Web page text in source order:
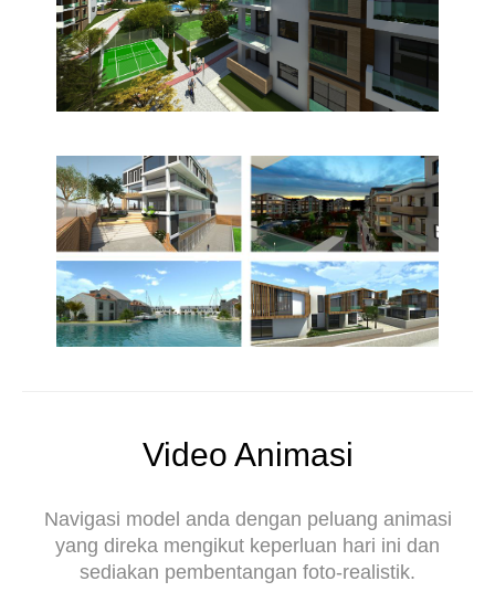
Video Animasi
Navigasi model anda dengan peluang animasi
yang direka mengikut keperluan hari ini dan
sediakan pembentangan foto-realistik.